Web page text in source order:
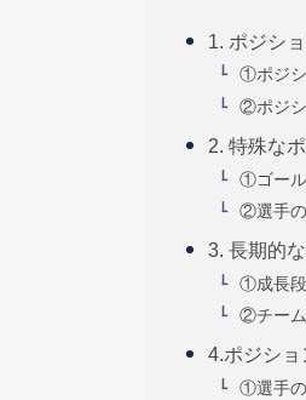
1. ポジシ
①ポジシ
②ポジシ
2. 特殊な
①ゴール
②選手の
3. 長期的
①成長段
②チーム
4.ポジシ
①選手の